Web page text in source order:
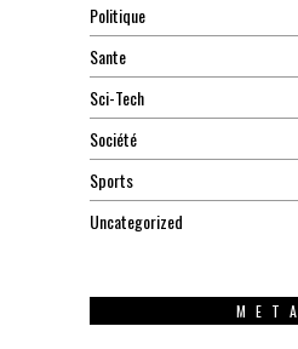
Politique
Sante
Sci-Tech
Société
Sports
Uncategorized
META